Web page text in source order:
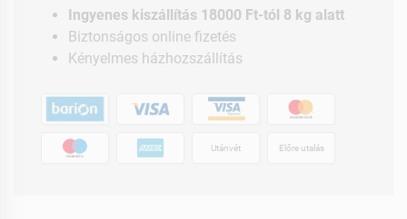
Ingyenes kiszállítás 18000 Ft-tól 8 kg alatt
Biztonságos online fizetés
Kényelmes házhozszállítás
Utánvét Előre utalás